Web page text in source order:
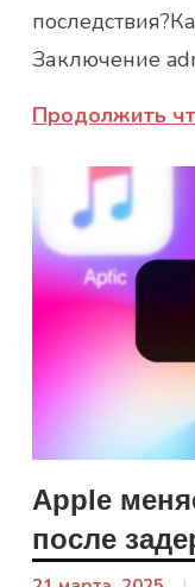
Заключение
Продолжить
Apple
после